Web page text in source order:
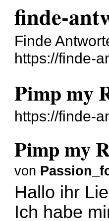
finde-
Finde
https://finde-
Pimp my
https://finde-
Pimp my
von
Hallo ihr
Ich habe